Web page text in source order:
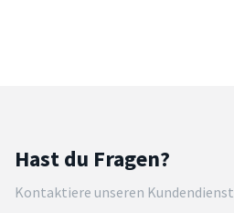
Hast du Fragen?
Kontaktiere unseren Kundendienst